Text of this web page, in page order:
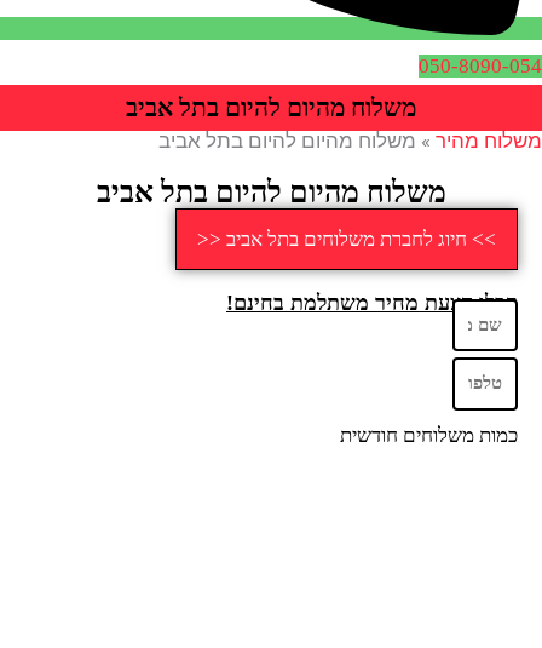
050-8090-054
משלוח מהיום להיום בתל אביב
משלוח מהיר » משלוח מהיום להיום בתל אביב
משלוח מהיום להיום בתל אביב
>> חיוג לחברת משלוחים בתל אביב <<
קבלו הצעת מחיר משתלמת בחינם!
כמות משלוחים חודשית